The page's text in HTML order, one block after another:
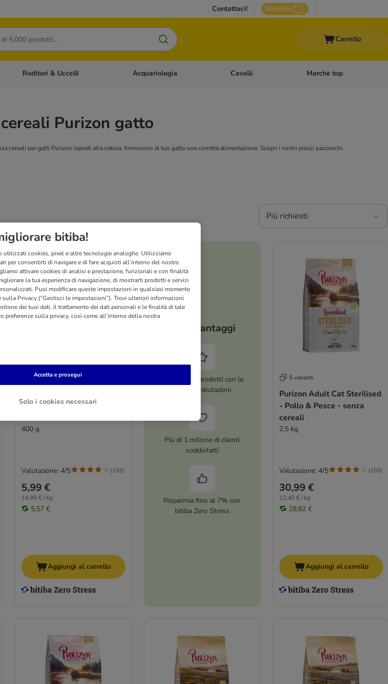
Contattaci! Riordina
Carrello
CaniApri Menù Categoria: Diete
Roditori & Uccelli Apri Menù Categoria: Roditori & Uccelli
Acquariologia Apri Menù Categoria: Acquariologia
Cavalli Apri Menù Categoria: Cavalli
Marche top
Purizon gatto
cereali per gatti Purizon ispirati alla natura, forniscono al tuo gatto una corretta alimentazione. Scopri i nostri prezzi pazzeschi.
Più richiesti
5 varianti
- Pollo & Pesce - senza
400 g
5,99 €
14,98 € / kg
5,57 €
Valutazione: 4/5 (155)
Aggiungi al carrello
I tuoi vantaggi
Oltre 8.000 prodotti con le
migliori valutazioni
Più di 1 milione di clienti
soddisfatti
Risparmia fino al 7% con
bitiba Zero Stress
5 varianti
Purizon Adult Cat Sterilised
- Pollo & Pesce - senza
cereali
2,5 kg
30,99 €
12,40 € / kg
28,82 €
Valutazione: 4/5 (155)
Aggiungi al carrello
bitiba!
utilizzati cookies, pixel e altre tecnologie analoghe. Utilizziamo
per consentirti di navigare e di fare acquisti all’interno del nostro
attivare cookies di analisi e prestazione, funzionali e con finalità
la tua esperienza di navigazione, di mostrarti prodotti e servizi
Puoi modificare queste impostazioni in qualsiasi momento
sulla Privacy (“Gestisci le impostazioni”). Trovi ulteriori informazioni
dei tuoi dati, il trattamento dei dati personali e le finalità di tale
preferenze sulla privacy, così come all’interno della nostra
Solo i cookies necessari
Accetta e prosegui